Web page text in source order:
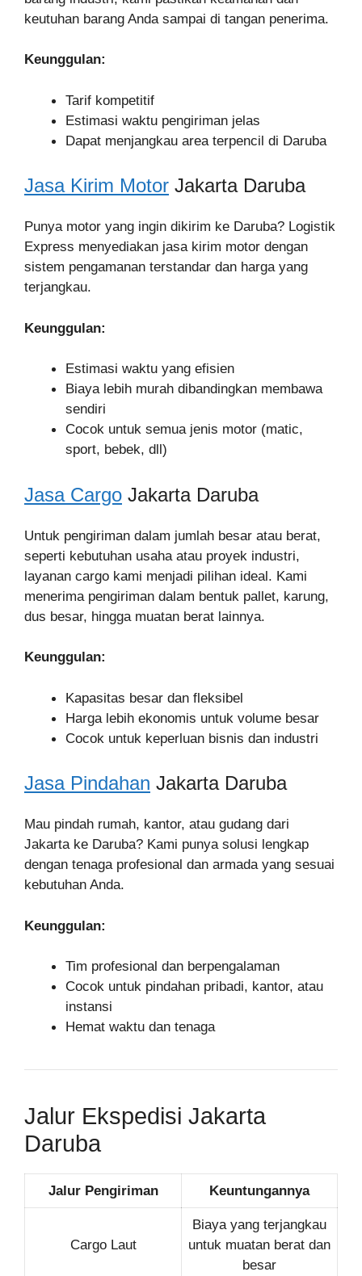
keutuhan barang Anda sampai di tangan penerima.
Keunggulan:
Tarif kompetitif
Estimasi waktu pengiriman jelas
Dapat menjangkau area terpencil di Daruba
Jasa Kirim Motor Jakarta Daruba
Punya motor yang ingin dikirim ke Daruba? Logistik
Express menyediakan jasa kirim motor dengan
sistem pengamanan terstandar dan harga yang
terjangkau.
Keunggulan:
Estimasi waktu yang efisien
Biaya lebih murah dibandingkan membawa
sendiri
Cocok untuk semua jenis motor (matic,
sport, bebek, dll)
Jasa Cargo Jakarta Daruba
Untuk pengiriman dalam jumlah besar atau berat,
seperti kebutuhan usaha atau proyek industri,
layanan cargo kami menjadi pilihan ideal. Kami
menerima pengiriman dalam bentuk pallet, karung,
dus besar, hingga muatan berat lainnya.
Keunggulan:
Kapasitas besar dan fleksibel
Harga lebih ekonomis untuk volume besar
Cocok untuk keperluan bisnis dan industri
Jasa Pindahan Jakarta Daruba
Mau pindah rumah, kantor, atau gudang dari
Jakarta ke Daruba? Kami punya solusi lengkap
dengan tenaga profesional dan armada yang sesuai
kebutuhan Anda.
Keunggulan:
Tim profesional dan berpengalaman
Cocok untuk pindahan pribadi, kantor, atau
instansi
Hemat waktu dan tenaga
Jalur Ekspedisi Jakarta
Daruba
Jalur Pengiriman Keuntungannya
Cargo Laut
Biaya yang terjangkau
untuk muatan berat dan
besar